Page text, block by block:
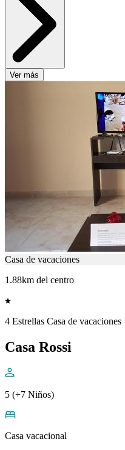
Ver más
Casa de vacaciones
1.88km del centro
4 Estrellas Casa de vacaciones
Casa Rossi
5 (+7 Niños)
Casa vacacional